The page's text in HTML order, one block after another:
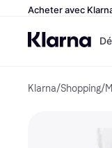
Acheter avec
Klarna/Shopping/